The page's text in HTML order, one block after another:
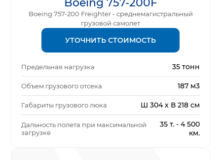
Boeing 757-200F
Boeing 757-200 Freighter - среднемагистральный
грузовой самолет
УТОЧНИТЬ СТОИМОСТЬ
Предельная нагрузка 35 тонн
Объем грузового отсека 187 м3
Габариты грузового люка Ш 304 x В 218 см
Дальность полета при максимальной
загрузке
35 т. - 4 500
км.